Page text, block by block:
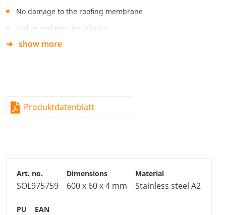
No damage to the roofing membrane
Stable and easy installation
Material
Conditionally acid‑resistant
show more
Produktdatenblatt
SOL975759 600 x 60 x 4 mm Stainless steel A2